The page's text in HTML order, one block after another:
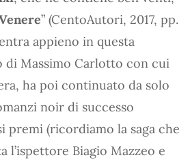
” (CentoAutori, 2017, pp.
appieno in questa
di Massimo Carlotto con cui
ha poi continuato da solo
noir di successo
premi (ricordiamo la saga che
l’ispettore Biagio Mazzeo e